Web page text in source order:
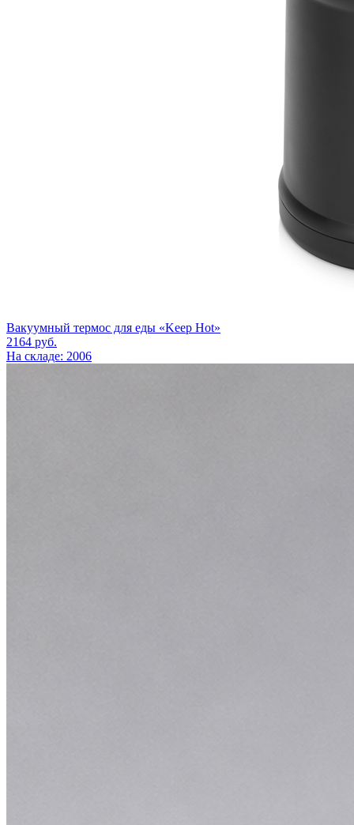
Вакуумный термос для еды «Keep Hot»
2164 руб.
На складе: 2006